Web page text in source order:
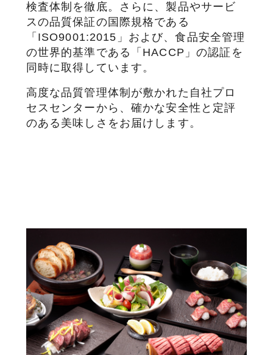
検査体制を徹底。さらに、製品やサービ
スの品質保証の国際規格である
「ISO9001:2015」および、食品安全管理
の世界的基準である「HACCP」の認証を
同時に取得しています。
高度な品質管理体制が敷かれた自社プロ
セスセンターから、確かな安全性と定評
のある美味しさをお届けします。